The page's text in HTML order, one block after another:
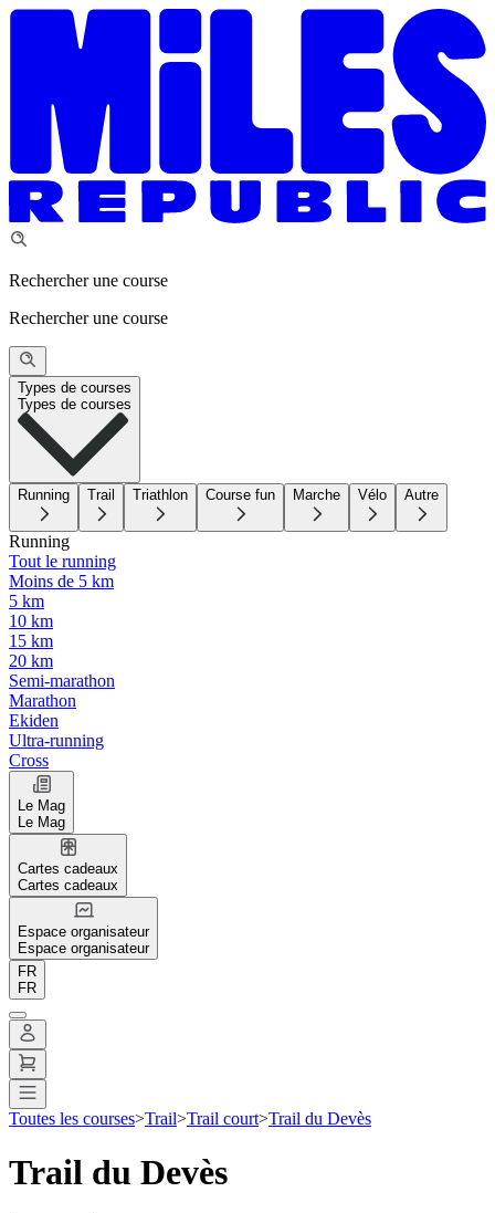
Rechercher une course
Rechercher une course
Types de courses
Types de courses
Running Trail Triathlon Course fun Marche Vélo Autre
Running
Tout le running
Moins de 5 km
5 km
10 km
15 km
20 km
Semi-marathon
Marathon
Ekiden
Ultra-running
Cross
Le Mag
Le Mag
Cartes cadeaux
Cartes cadeaux
Espace organisateur
Espace organisateur
FR
FR
Toutes les courses>Trail>Trail court>Trail du Devès
Trail du Devès